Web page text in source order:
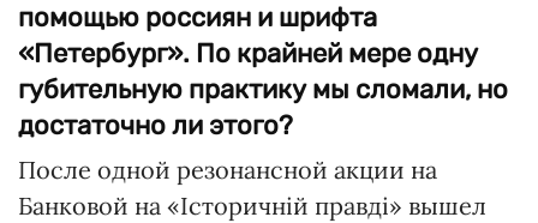
помощью россиян и шрифта
«Петербург». По крайней мере одну
губительную практику мы сломали, но
достаточно ли этого?
После одной резонансной акции на
Банковой на «Історичній правді» вышел